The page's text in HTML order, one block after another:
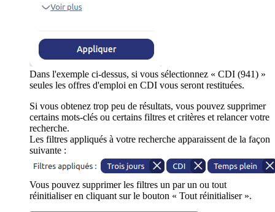
Dans l'exemple ci-dessus, si vous sélectionnez « CDI (941) »
seules les offres d'emploi en CDI vous seront restituées.
Si vous obtenez trop peu de résultats, vous pouvez supprimer
certains mots-clés ou certains filtres et critères et relancer votre
recherche.
Les filtres appliqués à votre recherche apparaissent de la façon
suivante :
Vous pouvez supprimer les filtres un par un ou tout
réinitialiser en cliquant sur le bouton « Tout réinitialiser ».